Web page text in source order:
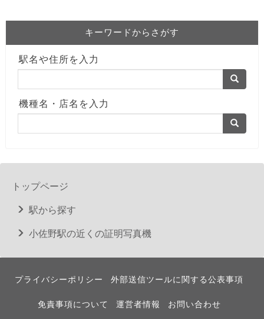
キーワードからさがす
駅名や住所を入力
機種名・店名を入力
トップページ
駅から探す
小佐野駅の近くの証明写真機
プライバシーポリシー 外部送信ツールに関する公表事項
免責事項について 運営者情報 お問い合わせ